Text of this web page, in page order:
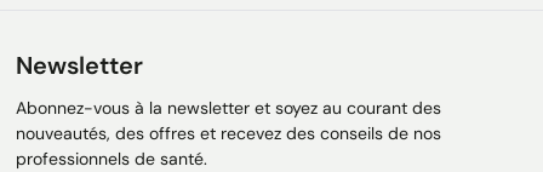
Newsletter
Abonnez-vous à la newsletter et soyez au courant des
nouveautés, des offres et recevez des conseils de nos
professionnels de santé.